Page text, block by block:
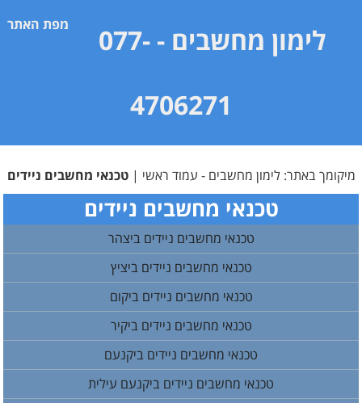
מפת האתר לימון מחשבים
- 077-
4706271
מיקומך באתר:לימון מחשבים - עמוד ראשי |טכנאי מחשבים ניידים
טכנאי מחשבים ניידים
טכנאי מחשבים ניידים ביצהר
טכנאי מחשבים ניידים ביציץ
טכנאי מחשבים ניידים ביקום
טכנאי מחשבים ניידים ביקיר
טכנאי מחשבים ניידים ביקנעם
טכנאי מחשבים ניידים ביקנעם עילית